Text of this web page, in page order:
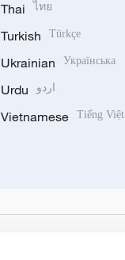
Thai ไทย
Turkish Türkçe
Ukrainian Українська
Urdu اردو
Vietnamese Tiếng Việt